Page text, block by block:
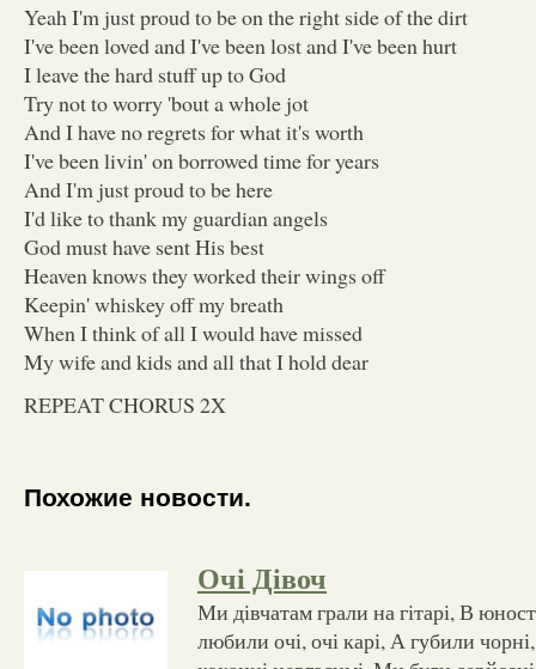
Yeah I'm just proud to be on the right side of the dirt
I've been loved and I've been lost and I've been hurt
I leave the hard stuff up to God
Try not to worry 'bout a whole jot
And I have no regrets for what it's worth
I've been livin' on borrowed time for years
And I'm just proud to be here
I'd like to thank my guardian angels
God must have sent His best
Heaven knows they worked their wings off
Keepin' whiskey off my breath
When I think of all I would have missed
My wife and kids and all that I hold dear
REPEAT CHORUS 2X
Похожие новости.
Очі Дівоч
Ми дівчатам грали на гітарі, В
любили очі, очі карі, А губили